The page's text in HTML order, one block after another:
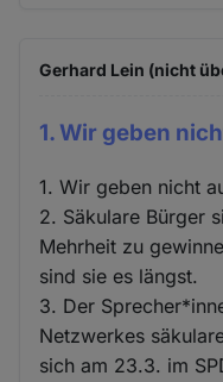
Gerhard Lein (nicht
1. Wir geben
1. Wir geben nicht
2. Säkulare Bürger
Mehrheit zu
sind sie es längst.
3. Der
Netzwerkes
sich am 23.3. im